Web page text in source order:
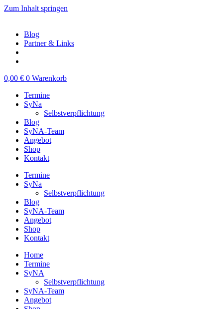
Zum Inhalt springen
Blog
Partner & Links
0,00 € 0 Warenkorb
Termine
SyNa
Selbstverpflichtung
Blog
SyNA-Team
Angebot
Shop
Kontakt
Termine
SyNa
Selbstverpflichtung
Blog
SyNA-Team
Angebot
Shop
Kontakt
Home
Termine
SyNA
Selbstverpflichtung
SyNA-Team
Angebot